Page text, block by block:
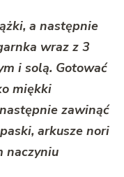
a następnie
wraz z 3
i solą. Gotować
miękki
zawinąć
arkusze nori
naczyniu